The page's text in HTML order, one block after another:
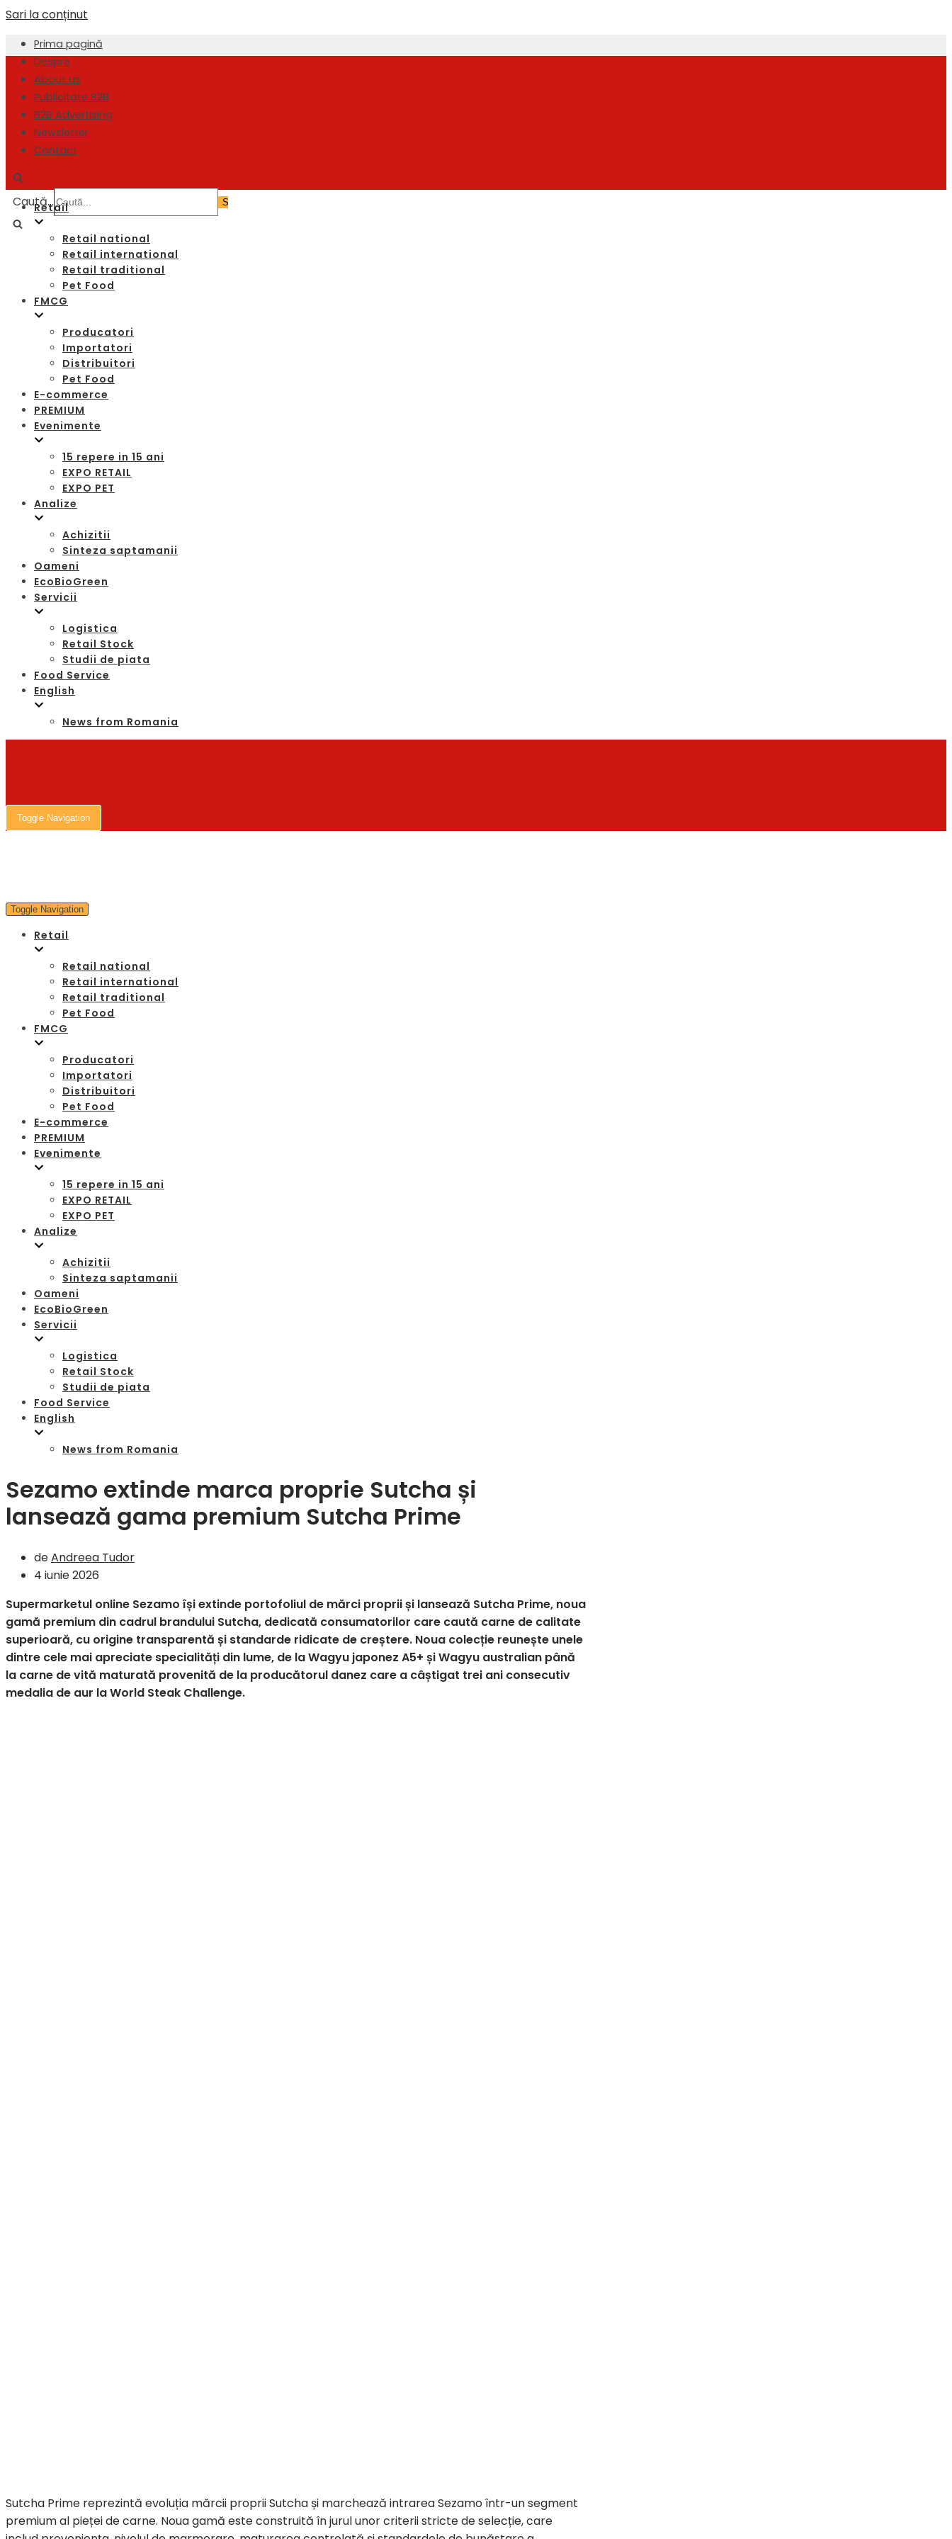
Sari la conținut
Prima pagină
Despre
About us
Publicitate B2B
B2B Advertising
Newsletter
Contact
Caută...
Retail
Retail national
Retail international
Retail traditional
Pet Food
FMCG
Producatori
Importatori
Distribuitori
Pet Food
E-commerce
PREMIUM
Evenimente
15 repere in 15 ani
EXPO RETAIL
EXPO PET
Analize
Achizitii
Sinteza saptamanii
Oameni
EcoBioGreen
Servicii
Logistica
Retail Stock
Studii de piata
Food Service
English
News from Romania
Toggle Navigation
Toggle Navigation
Retail
Retail national
Retail international
Retail traditional
Pet Food
FMCG
Producatori
Importatori
Distribuitori
Pet Food
E-commerce
PREMIUM
Evenimente
15 repere in 15 ani
EXPO RETAIL
EXPO PET
Analize
Achizitii
Sinteza saptamanii
Oameni
EcoBioGreen
Servicii
Logistica
Retail Stock
Studii de piata
Food Service
English
News from Romania
Sezamo extinde marca proprie Sutcha și
lansează gama premium Sutcha Prime
deAndreea Tudor
4 iunie 2026
Supermarketul online Sezamo își extinde portofoliul de mărci proprii și lansează Sutcha Prime, noua
gamă premium din cadrul brandului Sutcha, dedicată consumatorilor care caută carne de calitate
superioară, cu origine transparentă și standarde ridicate de creștere. Noua colecție reunește unele
dintre cele mai apreciate specialități din lume, de la Wagyu japonez A5+ și Wagyu australian până
la carne de vită maturată provenită de la producătorul danez care a câștigat trei ani consecutiv
medalia de aur la World Steak Challenge.
Sutcha Prime reprezintă evoluția mărcii proprii Sutcha și marchează intrarea Sezamo într-un segment
premium al pieței de carne. Noua gamă este construită în jurul unor criterii stricte de selecție, care